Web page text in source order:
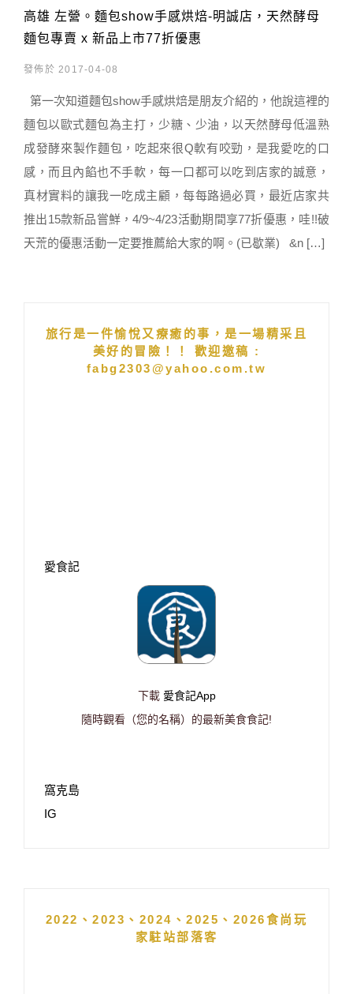
高雄 左營。麵包show手感烘焙-明誠店，天然酵母
麵包專賣 x 新品上市77折優惠
發佈於 2017-04-08
第一次知道麵包show手感烘焙是朋友介紹的，他說這裡的
麵包以歐式麵包為主打，少糖、少油，以天然酵母低溫熟
成發酵來製作麵包，吃起來很Q軟有咬勁，是我愛吃的口
感，而且內餡也不手軟，每一口都可以吃到店家的誠意，
真材實料的讓我一吃成主顧，每每路過必買，最近店家共
推出15款新品嘗鮮，4/9~4/23活動期間享77折優惠，哇!!破
天荒的優惠活動一定要推薦給大家的啊。(已歇業) &n […]
旅行是一件愉悅又療癒的事，是一場精采且
美好的冒險！！ 歡迎邀稿 :
fabg2303@yahoo.com.tw
愛食記
下載 愛食記App
隨時觀看（您的名稱）的最新美食食記!
窩克島
IG
2022、2023、2024、2025、2026食尚玩
家駐站部落客